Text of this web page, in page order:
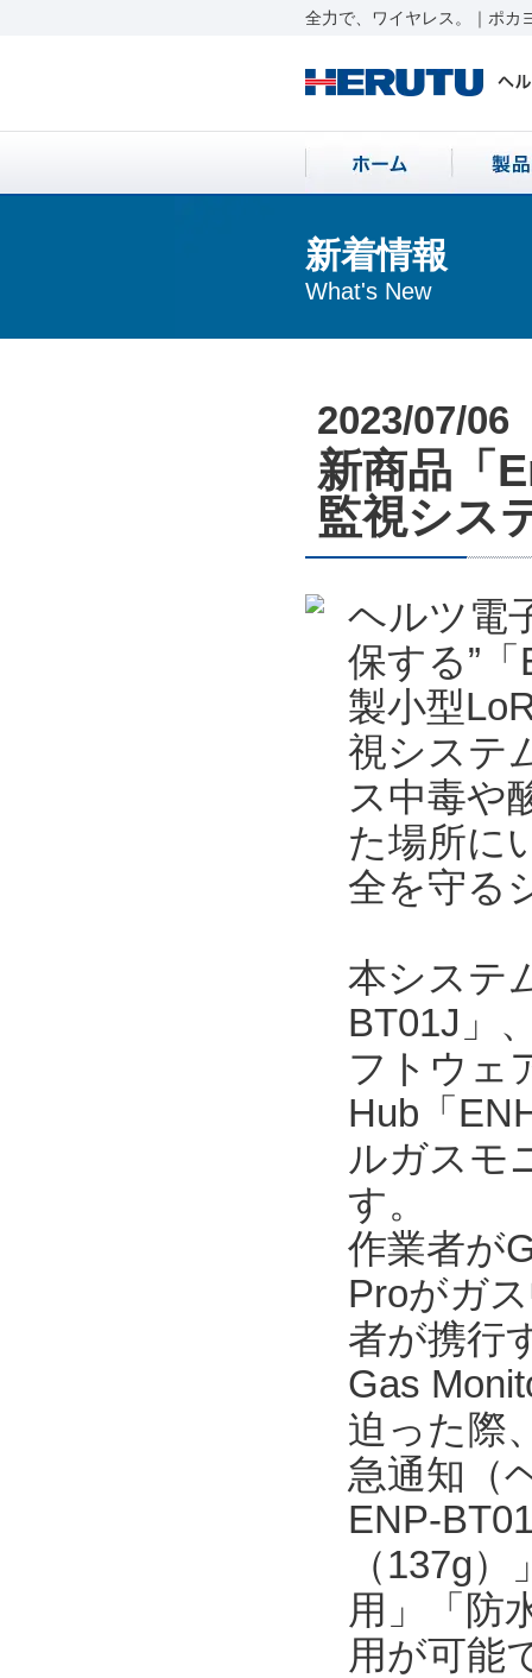
全力で、ワイヤレス。｜ポカ
新着情報
What's New
2023/07/06
新商品「
監視シス
ヘルツ電
保する”
製小型
視システ
ス中毒や
た場所に
全を守る
本システ
BT01J」
フトウェ
Hub「
ルガスモ
す。
作業者が
Proがガ
者が携行
Gas
迫った際
急通知（
ENP-
（137g
用」「防
用が可能